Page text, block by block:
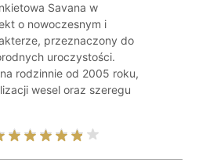
Savana w
o nowoczesnym i
przeznaczony do
uroczystości.
rodzinnie od 2005 roku,
wesel oraz szeregu